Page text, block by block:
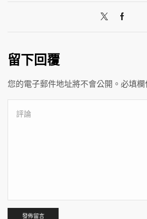
留下回覆
您的電子郵件地址將不會公開。必填